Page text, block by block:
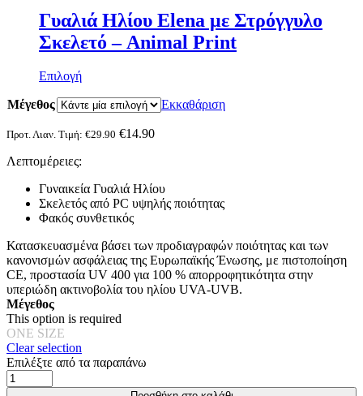
Γυαλιά Ηλίου Elena με Στρόγγυλο
Σκελετό – Animal Print
ΕπιλογήΑυτό
προϊόν
πολλαπλές
μπορούν
να
επιλεγούν
σελίδα
του
προϊόντος
Μέγεθος Εκκαθάριση
Προτ. Λιαν. Τιμή: €29.90 €14.90
Λεπτομέρειες:
Γυναικεία Γυαλιά Ηλίου
Σκελετός από PC υψηλής ποιότητας
Φακός συνθετικός
Κατασκευασμένα βάσει των προδιαγραφών ποιότητας και των
κανονισμών ασφάλειας της Ευρωπαϊκής Ένωσης, με πιστοποίηση
CE, προστασία UV 400 για 100 % απορροφητικότητα στην
υπεριώδη ακτινοβολία του ηλίου UVA-UVB.
Μέγεθος
This option is required
ONE SIZE
Clear selection
Επιλέξτε από τα παραπάνω
Γυαλιά
Ηλίου